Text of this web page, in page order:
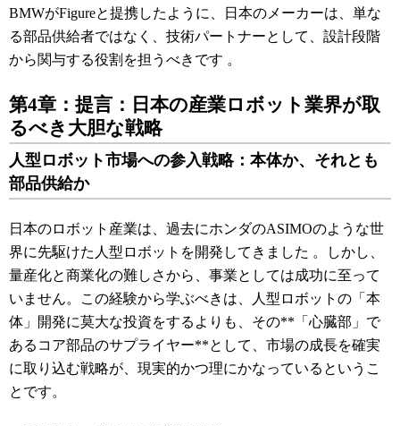
BMWがFigureと提携したように、日本のメーカーは、単な
る部品供給者ではなく、技術パートナーとして、設計段階
から関与する役割を担うべきです 。
第4章：提言：日本の産業ロボット業界が取
るべき大胆な戦略
人型ロボット市場への参入戦略：本体か、それとも
部品供給か
日本のロボット産業は、過去にホンダのASIMOのような世
界に先駆けた人型ロボットを開発してきました 。しかし、
量産化と商業化の難しさから、事業としては成功に至って
いません。この経験から学ぶべきは、人型ロボットの「本
体」開発に莫大な投資をするよりも、その**「心臓部」で
あるコア部品のサプライヤー**として、市場の成長を確実
に取り込む戦略が、現実的かつ理にかなっているというこ
とです。